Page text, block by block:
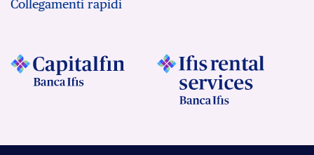
Collegamenti rapidi